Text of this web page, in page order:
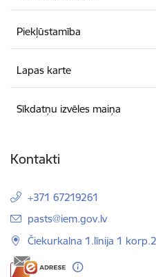
Piekļūstamība
Lapas karte
Sīkdatņu izvēles maiņa
Kontakti
+371 67219261
E-pasts:
pasts@iem.gov.lv
Čiekurkalna 1.līnija 1